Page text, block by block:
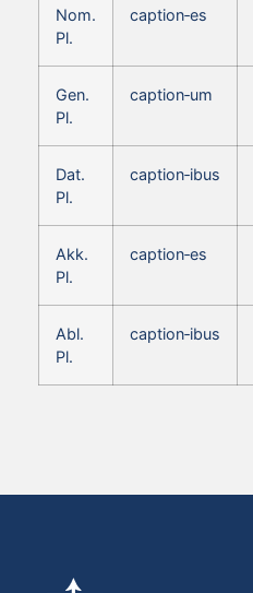
Nom.
Pl.
caption‑es
Gen.
Pl.
caption‑um
Dat.
Pl.
caption‑ibus
Akk.
Pl.
caption‑es
Abl.
Pl.
caption‑ibus